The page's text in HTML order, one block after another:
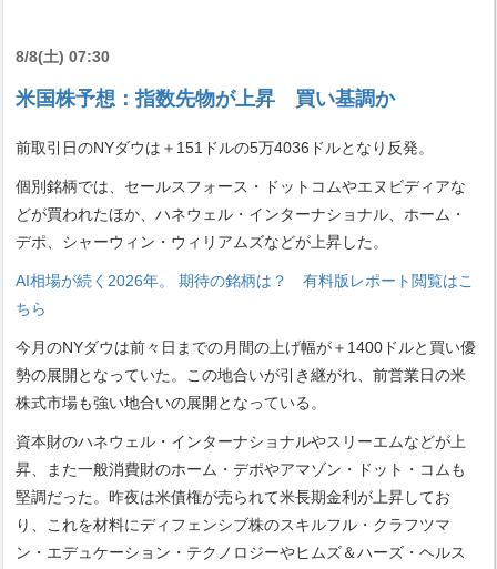
8/8(土) 07:30
米国株予想：指数先物が上昇 買い基調か
前取引日のNYダウは＋151ドルの5万4036ドルとなり反発。
個別銘柄では、セールスフォース・ドットコムやエヌビディアな
どが買われたほか、ハネウェル・インターナショナル、ホーム・
デポ、シャーウィン・ウィリアムズなどが上昇した。
AI相場が続く2026年。 期待の銘柄は？ 有料版レポート閲覧はこ
ちら
今月のNYダウは前々日までの月間の上げ幅が＋1400ドルと買い優
勢の展開となっていた。この地合いが引き継がれ、前営業日の米
株式市場も強い地合いの展開となっている。
資本財のハネウェル・インターナショナルやスリーエムなどが上
昇、また一般消費財のホーム・デポやアマゾン・ドット・コムも
堅調だった。昨夜は米債権が売られて米長期金利が上昇してお
り、これを材料にディフェンシブ株のスキルフル・クラフツマ
ン・エデュケーション・テクノロジーやヒムズ＆ハーズ・ヘルス